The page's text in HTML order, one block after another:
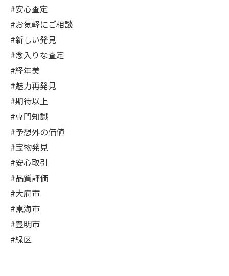
#安心査定
#お気軽にご相談
#新しい発見
#念入りな査定
#経年美
#魅力再発見
#期待以上
#専門知識
#予想外の価値
#宝物発見
#安心取引
#品質評価
#大府市
#東海市
#豊明市
#緑区